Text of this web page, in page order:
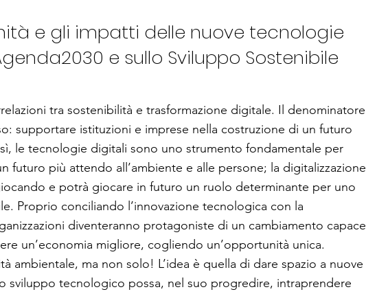
e gli impatti delle nuove tecnologie
e sullo Sviluppo Sostenibile
tra sostenibilità e trasformazione digitale. Il denominatore
supportare istituzioni e imprese nella costruzione di un futuro
le tecnologie digitali sono uno strumento fondamentale per
futuro più attendo all’ambiente e alle persone; la digitalizzazione
e potrà giocare in futuro un ruolo determinante per uno
Proprio conciliando l’innovazione tecnologica con la
diventeranno protagoniste di un cambiamento capace
un’economia migliore, cogliendo un’opportunità unica.
ambientale, ma non solo! L’idea è quella di dare spazio a nuove
sviluppo tecnologico possa, nel suo progredire, intraprendere